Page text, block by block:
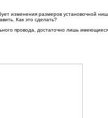
изменения размеров установочной
Как это сделать?
провода, достаточно лишь